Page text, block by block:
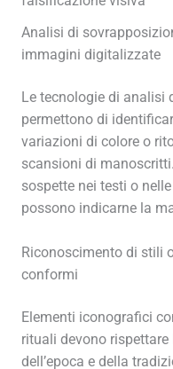
Analisi di
immagini digitalizzate
Le tecnologie di
permettono di
variazioni di colore o
scansioni di
sospette nei testi o
possono indicarne la
Riconoscimento di stili
conformi
Elementi iconografici
rituali devono
dell’epoca e della